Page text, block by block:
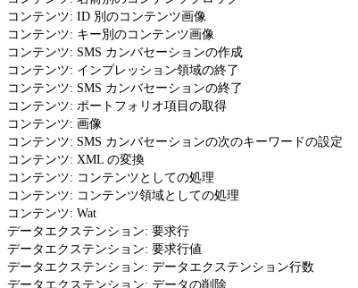
コンテンツ: ID 別のコンテンツ画像
コンテンツ: キー別のコンテンツ画像
コンテンツ: SMS カンバセーションの作成
コンテンツ: インプレッション領域の終了
コンテンツ: SMS カンバセーションの終了
コンテンツ: ポートフォリオ項目の取得
コンテンツ: 画像
コンテンツ: SMS カンバセーションの次のキーワードの設定
コンテンツ: XML の変換
コンテンツ: コンテンツとしての処理
コンテンツ: コンテンツ領域としての処理
コンテンツ: Wat
データエクステンション: 要求行
データエクステンション: 要求行値
データエクステンション: データエクステンション行数
データエクステンション: データの削除